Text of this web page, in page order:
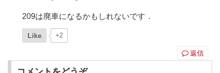
209は廃車になるかもしれないです．
Like +2
返信